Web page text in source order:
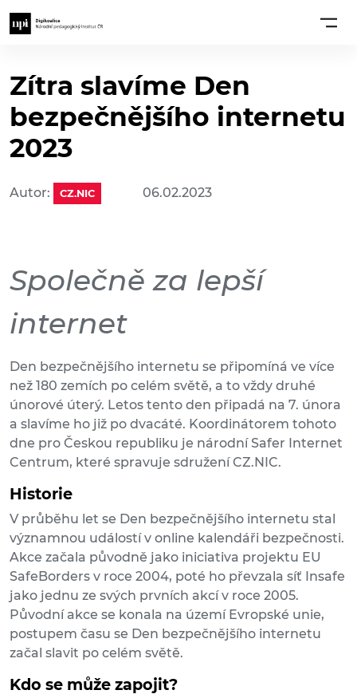
Zítra slavíme Den
bezpečnějšího internetu
2023
Autor: CZ.NIC 06.02.2023
Společně za lepší
internet
Den bezpečnějšího internetu se připomíná ve více
než 180 zemích po celém světě, a to vždy druhé
únorové úterý. Letos tento den připadá na 7. února
a slavíme ho již po dvacáté. Koordinátorem tohoto
dne pro Českou republiku je národní Safer Internet
Centrum, které spravuje sdružení CZ.NIC.
Historie
V průběhu let se Den bezpečnějšího internetu stal
významnou událostí v online kalendáři bezpečnosti.
Akce začala původně jako iniciativa projektu EU
SafeBorders v roce 2004, poté ho převzala síť Insafe
jako jednu ze svých prvních akcí v roce 2005.
Původní akce se konala na území Evropské unie,
postupem času se Den bezpečnějšího internetu
začal slavit po celém světě.
Kdo se může zapojit?